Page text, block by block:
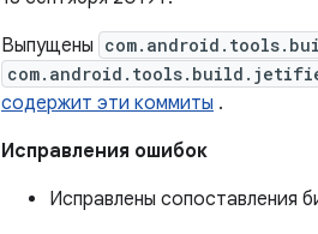
Выпущены
содержит эти коммиты .
Исправления ошибок
Исправлены сопоставления